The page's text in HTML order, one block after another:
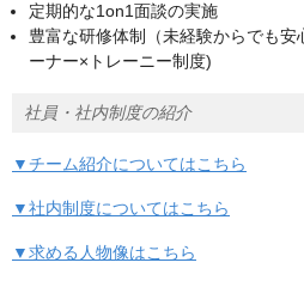
定期的な1on1面談の実施
豊富な研修体制（未経験からでも
ーナー×トレーニー制度)
社員・社内制度の紹介
▼チーム紹介についてはこちら
▼社内制度についてはこちら
▼求める人物像はこちら